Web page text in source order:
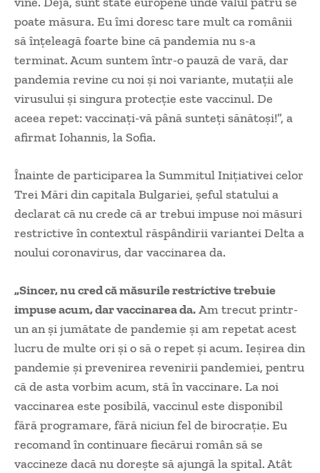
poate măsura. Eu îmi doresc tare mult ca românii
să înţeleagă foarte bine că pandemia nu s-a
terminat. Acum suntem într-o pauză de vară, dar
pandemia revine cu noi şi noi variante, mutaţii ale
virusului şi singura protecţie este vaccinul. De
aceea repet: vaccinaţi-vă până sunteţi sănătoşi!”, a
afirmat Iohannis, la Sofia.
Înainte de participarea la Summitul Iniţiativei celor
Trei Mări din capitala Bulgariei, şeful statului a
declarat că nu crede că ar trebui impuse noi măsuri
restrictive în contextul răspândirii variantei Delta a
noului coronavirus, dar vaccinarea da.
„Sincer, nu cred că măsurile restrictive trebuie
impuse acum, dar vaccinarea da.Am trecut printr-
un an şi jumătate de pandemie şi am repetat acest
lucru de multe ori şi o să o repet şi acum. Ieşirea din
pandemie şi prevenirea revenirii pandemiei, pentru
că de asta vorbim acum, stă în vaccinare. La noi
vaccinarea este posibilă, vaccinul este disponibil
fără programare, fără niciun fel de birocraţie. Eu
recomand în continuare fiecărui român să se
vaccineze dacă nu doreşte să ajungă la spital. Atât